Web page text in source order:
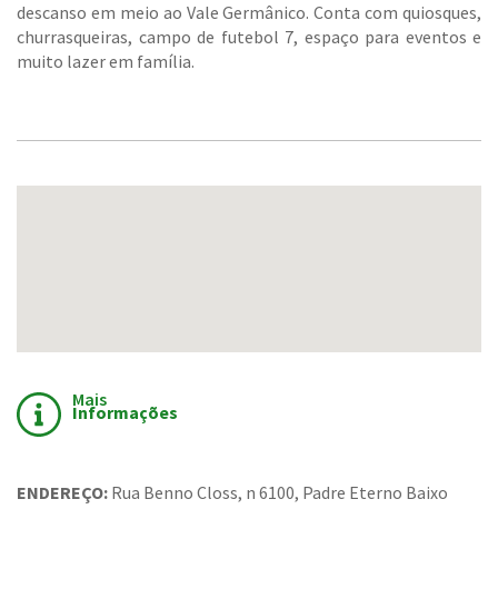
descanso em meio ao Vale Germânico. Conta com quiosques,
churrasqueiras, campo de futebol 7, espaço para eventos e
muito lazer em família.
Mais
Informações
ENDEREÇO: Rua Benno Closs, n 6100, Padre Eterno Baixo